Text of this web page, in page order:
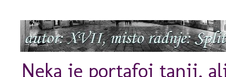
Neka je portafoj tanji,